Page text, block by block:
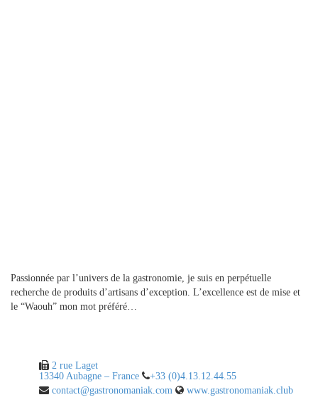
Passionnée par l’univers de la gastronomie, je suis en perpétuelle
recherche de produits d’artisans d’exception. L’excellence est de mise et
le “Waouh” mon mot préféré…
2 rue Laget
13340 Aubagne – France
+33 (0)4.13.12.44.55
contact@gastronomaniak.com
www.gastronomaniak.club